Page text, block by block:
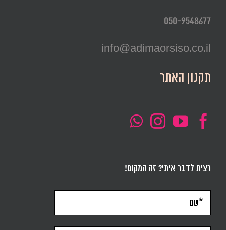
050-9548677
info@adimaorsiso.co.il
תקנון האתר
רצית לדבר איתי? זה המקום!